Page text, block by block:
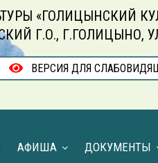
«ГОЛИЦЫНСКИЙ
Г.О., Г.ГОЛИЦЫНО,
ВЕРСИЯ ДЛЯ
АФИША ДОКУМЕНТЫ